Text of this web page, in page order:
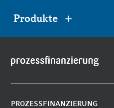
Produkte
PROZESSFINANZIERUNG